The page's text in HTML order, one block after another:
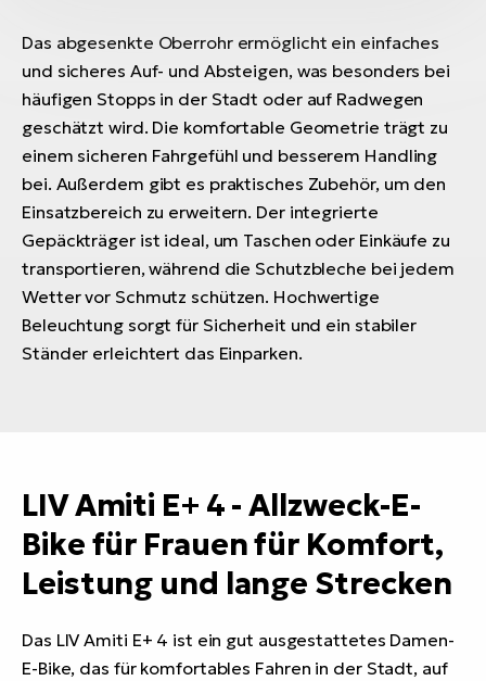
Das abgesenkte Oberrohr ermöglicht ein einfaches
und sicheres Auf- und Absteigen, was besonders bei
häufigen Stopps in der Stadt oder auf Radwegen
geschätzt wird. Die komfortable Geometrie trägt zu
einem sicheren Fahrgefühl und besserem Handling
bei. Außerdem gibt es praktisches Zubehör, um den
Einsatzbereich zu erweitern. Der integrierte
Gepäckträger ist ideal, um Taschen oder Einkäufe zu
transportieren, während die Schutzbleche bei jedem
Wetter vor Schmutz schützen. Hochwertige
Beleuchtung sorgt für Sicherheit und ein stabiler
Ständer erleichtert das Einparken.
LIV Amiti E+ 4 - Allzweck-E-
Bike für Frauen für Komfort,
Leistung und lange Strecken
Das LIV Amiti E+ 4 ist ein gut ausgestattetes Damen-
E-Bike, das für komfortables Fahren in der Stadt, auf